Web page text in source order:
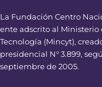
La Fundación Centro
ente adscrito al Ministerio
Tecnología (Mincyt),
presidencial N° 3.899,
septiembre de 2005.